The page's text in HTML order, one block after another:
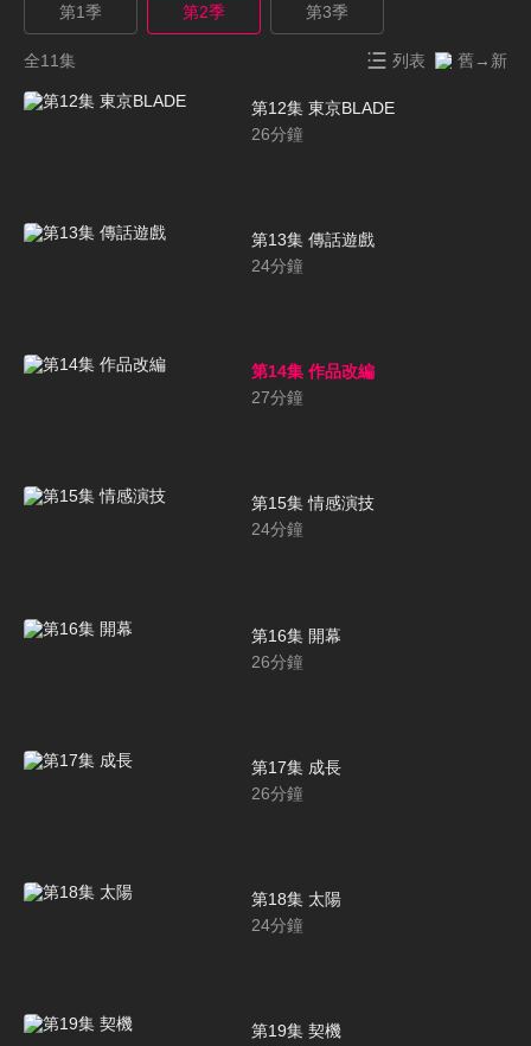
第1季 第2季 第3季
全11集 列表 舊→新
第12集 東京BLADE
26分鐘
第13集 傳話遊戲
24分鐘
第14集 作品改編
27分鐘
第15集 情感演技
24分鐘
第16集 開幕
26分鐘
第17集 成長
26分鐘
第18集 太陽
24分鐘
第19集 契機